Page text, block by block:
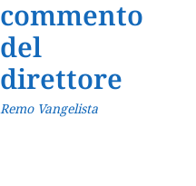
commento
del
direttore
Remo Vangelista